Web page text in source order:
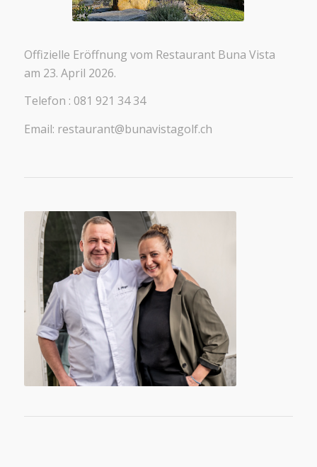
Offizielle Eröffnung vom Restaurant Buna Vista
am 23. April 2026.
Telefon : 081 921 34 34
Email: restaurant@bunavistagolf.ch